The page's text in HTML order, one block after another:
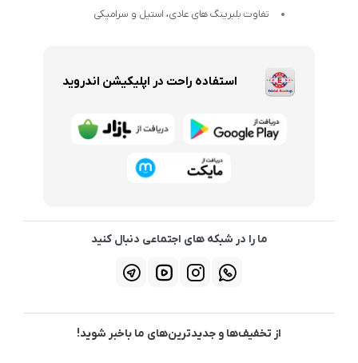
تفاوت بلبرینگ های عادی، استیل و سرامیکی
استفاده راحت در اپلیکیشن اندروید
ما را در شبکه های اجتماعی دنبال کنید
از تخفیف‌ها و جدیدترین‌های ما باخبر شوید!